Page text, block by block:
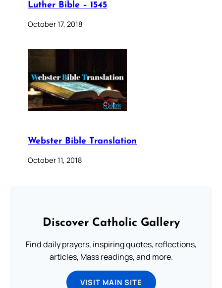
Luther Bible – 1545
October 17, 2018
Webster Bible Translation
October 11, 2018
Discover Catholic Gallery
Find daily prayers, inspiring quotes, reflections,
articles, Mass readings, and more.
VISIT MAIN SITE